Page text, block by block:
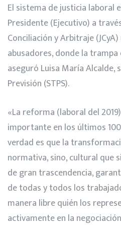
El sistema de justicia laboral
Presidente (Ejecutivo) a
Conciliación y Arbitraje
abusadores, donde la
aseguró Luisa María
Previsión (STPS).
«La reforma (laboral del
importante en los últimos
verdad es que la
normativa, sino, cultural que
de gran trascendencia,
de todas y todos los
manera libre quién los
activamente en la